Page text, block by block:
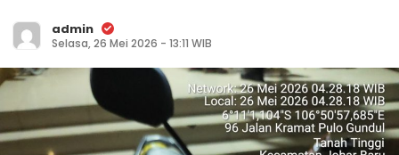
admin
Selasa, 26 Mei 2026 - 13:11 WIB